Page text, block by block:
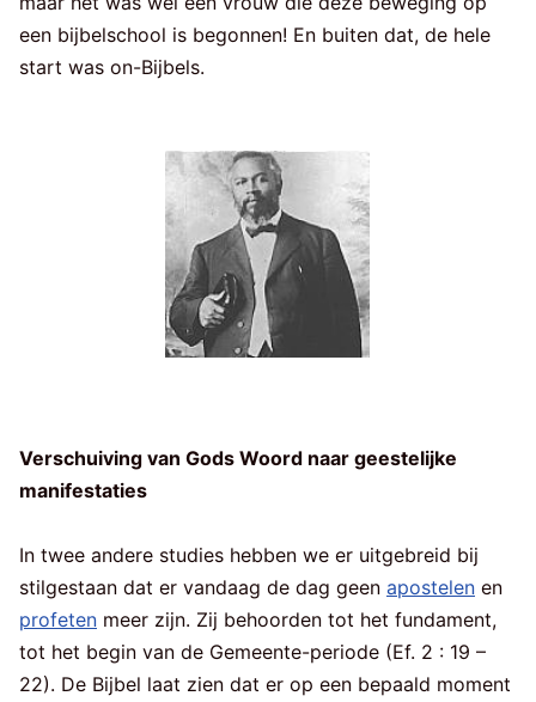
een bijbelschool is begonnen! En buiten dat, de hele
start was on-Bijbels.
Verschuiving van Gods Woord naar geestelijke
manifestaties
In twee andere studies hebben we er uitgebreid bij
stilgestaan dat er vandaag de dag geen apostelen en
profeten meer zijn. Zij behoorden tot het fundament,
tot het begin van de Gemeente-periode (Ef. 2 : 19 –
22). De Bijbel laat zien dat er op een bepaald moment